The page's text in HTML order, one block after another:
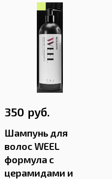
350 руб.
Шампунь для
волос WEEL
формула с
церамидами и